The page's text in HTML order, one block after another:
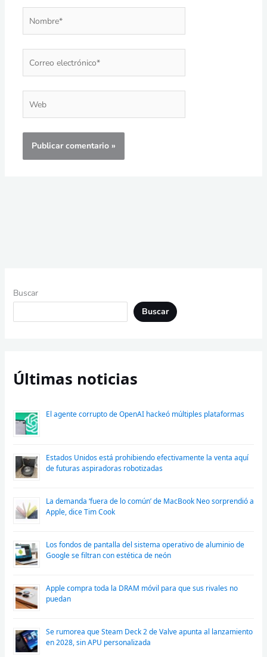
electrónico*
Buscar
Buscar
Últimas noticias
El agente corrupto de OpenAI hackeó múltiples plataformas
Estados Unidos está prohibiendo efectivamente la venta aquí
de futuras aspiradoras robotizadas
La demanda ‘fuera de lo común’ de MacBook Neo sorprendió a
Apple, dice Tim Cook
Los fondos de pantalla del sistema operativo de aluminio de
Google se filtran con estética de neón
Apple compra toda la DRAM móvil para que sus rivales no
puedan
Se rumorea que Steam Deck 2 de Valve apunta al lanzamiento
en 2028, sin APU personalizada